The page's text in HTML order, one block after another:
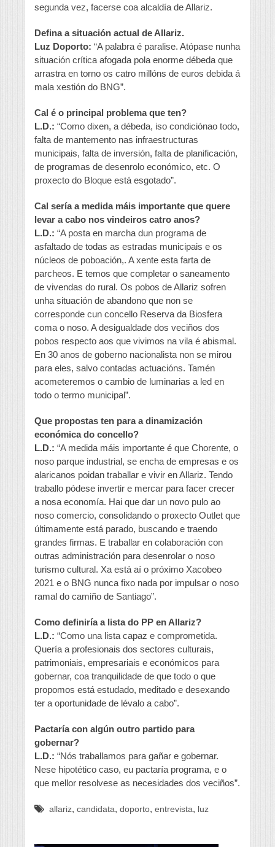
segunda vez, facerse coa alcaldía de Allariz.
Defina a situación actual de Allariz.
Luz Doporto: “A palabra é paralise. Atópase nunha
situación crítica afogada pola enorme débeda que
arrastra en torno os catro millóns de euros debida á
mala xestión do BNG”.
Cal é o principal problema que ten?
L.D.: “Como dixen, a débeda, iso condiciónao todo,
falta de mantemento nas infraestructuras
municipais, falta de inversión, falta de planificación,
de programas de desenrolo económico, etc. O
proxecto do Bloque está esgotado”.
Cal sería a medida máis importante que quere
levar a cabo nos vindeiros catro anos?
L.D.: “A posta en marcha dun programa de
asfaltado de todas as estradas municipais e os
núcleos de poboación,. A xente esta farta de
parcheos. E temos que completar o saneamento
de vivendas do rural. Os pobos de Allariz sofren
unha situación de abandono que non se
corresponde cun concello Reserva da Biosfera
coma o noso. A desigualdade dos veciños dos
pobos respecto aos que vivimos na vila é abismal.
En 30 anos de goberno nacionalista non se mirou
para eles, salvo contadas actuacións. Tamén
acometeremos o cambio de luminarias a led en
todo o termo municipal”.
Que propostas ten para a dinamización
económica do concello?
L.D.: “A medida máis importante é que Chorente, o
noso parque industrial, se encha de empresas e os
alaricanos poidan traballar e vivir en Allariz. Tendo
traballo pódese invertir e mercar para facer crecer
a nosa economía. Hai que dar un novo pulo ao
noso comercio, consolidando o proxecto Outlet que
últimamente está parado, buscando e traendo
grandes firmas. E traballar en colaboración con
outras administración para desenrolar o noso
turismo cultural. Xa está aí o próximo Xacobeo
2021 e o BNG nunca fixo nada por impulsar o noso
ramal do camiño de Santiago”.
Como definiría a lista do PP en Allariz?
L.D.: “Como una lista capaz e comprometida.
Quería a profesionais dos sectores culturais,
patrimoniais, empresariais e económicos para
gobernar, coa tranquilidade de que todo o que
propomos está estudado, meditado e desexando
ter a oportunidade de lévalo a cabo”.
Pactaría con algún outro partido para
gobernar?
L.D.: “Nós traballamos para gañar e gobernar.
Nese hipotético caso, eu pactaría programa, e o
que mellor resolvese as necesidades dos veciños”.
allariz, candidata, doporto, entrevista, luz